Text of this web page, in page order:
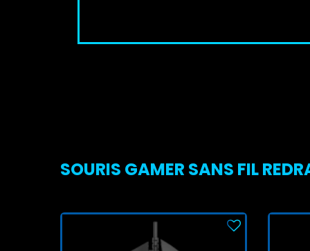
SOURIS GAMER SANS FIL